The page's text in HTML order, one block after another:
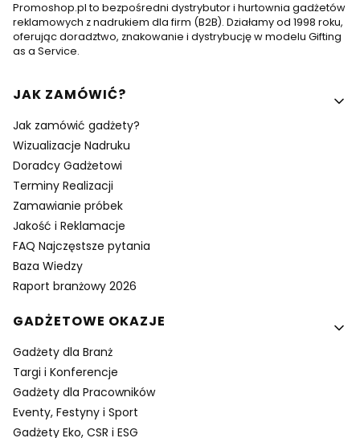
Promoshop.pl to bezpośredni dystrybutor i hurtownia gadżetów
reklamowych z nadrukiem dla firm (B2B). Działamy od 1998 roku,
oferując doradztwo, znakowanie i dystrybucję w modelu Gifting
as a Service.
Linki w stopce
JAK ZAMÓWIĆ?
Jak zamówić gadżety?
Wizualizacje Nadruku
Doradcy Gadżetowi
Terminy Realizacji
Zamawianie próbek
Jakość i Reklamacje
FAQ Najczęstsze pytania
Baza Wiedzy
Raport branżowy 2026
GADŻETOWE OKAZJE
Gadżety dla Branż
Targi i Konferencje
Gadżety dla Pracowników
Eventy, Festyny i Sport
Gadżety Eko, CSR i ESG